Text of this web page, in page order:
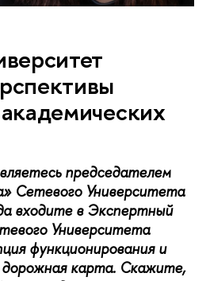
председателем
Сетевого Университета
входите в Экспертный
Университета
функционирования и
карта. Скажите,